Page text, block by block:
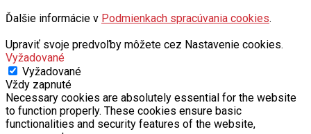
Ďalšie informácie v Podmienkach spracúvania cookies.
Upraviť svoje predvoľby môžete cez Nastavenie cookies.
Vyžadované
Vyžadované
Vždy zapnuté
Necessary cookies are absolutely essential for the website
to function properly. These cookies ensure basic
functionalities and security features of the website,